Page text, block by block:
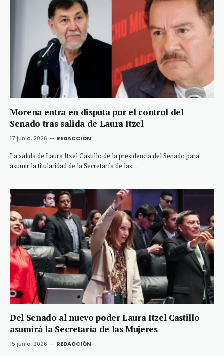
Morena entra en disputa por el control del
Senado tras salida de Laura Itzel
17 junio, 2026 REDACCIÓN
La salida de Laura Itzel Castillo de la presidencia del Senado para
asumir la titularidad de la Secretaría de las…
Del Senado al nuevo poder Laura Itzel Castillo
asumirá la Secretaría de las Mujeres
15 junio, 2026 REDACCIÓN